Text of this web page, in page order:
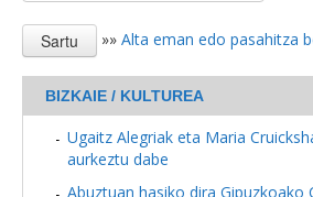
»» Alta eman edo pasahitza
BIZKAIE / KULTUREA
Ugaitz Alegriak eta Maria
aurkeztu dabe
Abuztuan hasiko dira Gipuzkoako